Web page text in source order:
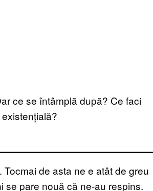
ce se întâmplă după? Ce faci
de asta ne e atât de greu
se pare nouă că ne-au respins.